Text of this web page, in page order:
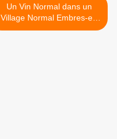
Un Vin Normal dans un
Village Normal Embres-et-
Castelmaure où Gérard